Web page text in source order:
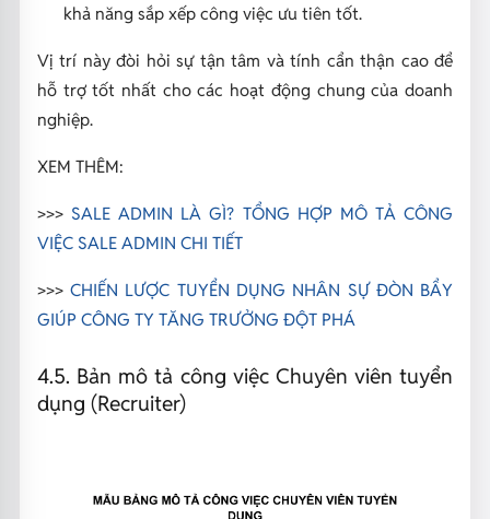
khả năng sắp xếp công việc ưu tiên tốt.
Vị trí này đòi hỏi sự tận tâm và tính cẩn thận cao để
hỗ trợ tốt nhất cho các hoạt động chung của doanh
nghiệp.
XEM THÊM:
>>> SALE ADMIN LÀ GÌ? TỔNG HỢP MÔ TẢ CÔNG
VIỆC SALE ADMIN CHI TIẾT
>>>CHIẾN LƯỢC TUYỂN DỤNG NHÂN SỰ ĐÒN BẨY
GIÚP CÔNG TY TĂNG TRƯỞNG ĐỘT PHÁ
4.5. Bản mô tả công việc Chuyên viên tuyển
dụng (Recruiter)